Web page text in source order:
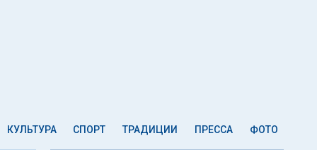
КУЛЬТУРА СПОРТ ТРАДИЦИИ ПРЕССА ФОТО